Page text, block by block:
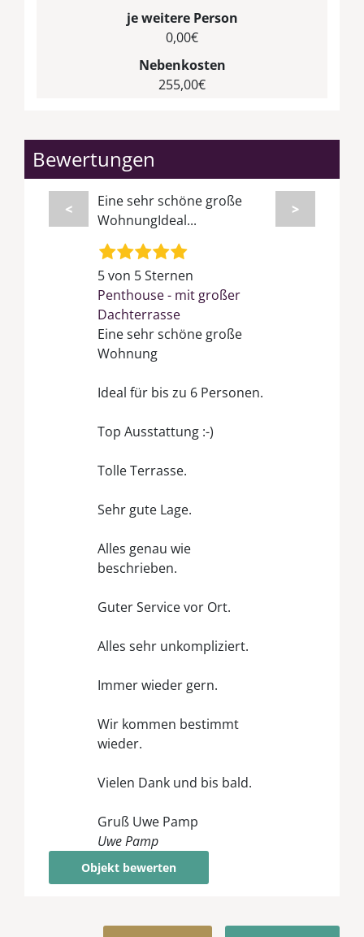
je weitere Person
0,00€
Nebenkosten
255,00€
Bewertungen
<
Eine sehr schöne große
WohnungIdeal...
5 von 5 Sternen
Penthouse - mit großer
Dachterrasse
Eine sehr schöne große
Wohnung
Ideal für bis zu 6 Personen.
Top Ausstattung :-)
Tolle Terrasse.
Sehr gute Lage.
Alles genau wie
beschrieben.
Guter Service vor Ort.
Alles sehr unkompliziert.
Immer wieder gern.
Wir kommen bestimmt
wieder.
Vielen Dank und bis bald.
Gruß Uwe Pamp
Uwe Pamp
>
Objekt bewerten